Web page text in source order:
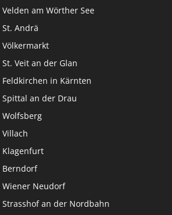
am Wörther See
Andrä
Veit an der Glan
in Kärnten
an der Drau
Berndorf
Neudorf
an der Nordbahn